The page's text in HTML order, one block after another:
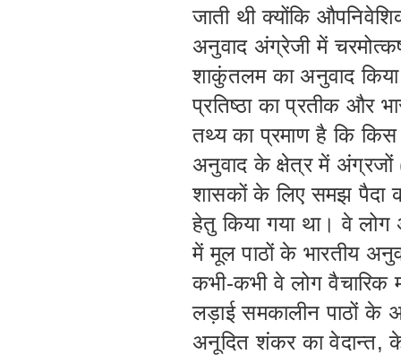
जाती थी क्योंकि
अनुवाद अंग्रेजी में
शाकुंतलम का अनुवाद
प्रतिष्ठा का प्रतीक और
तथ्य का प्रमाण है कि
अनुवाद के क्षेत्र में अंग्रजों
शासकों के लिए समझ पैदा
हेतु किया गया था। वे
में मूल पाठों के भारतीय
कभी-कभी वे लोग वैचारिक
लड़ाई समकालीन पाठों के
अनूदित शंकर का वेदान्त,